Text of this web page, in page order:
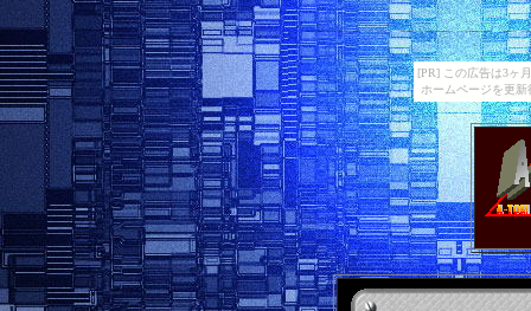
[PR] この広告は3ヶ
ホームページを更